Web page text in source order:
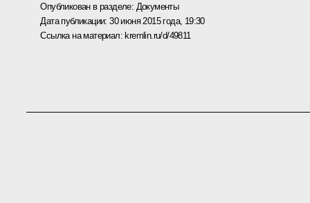
Опубликован в разделе: Документы
Дата публикации:30 июня 2015 года, 19:30
Ссылка на материал: kremlin.ru/d/49811